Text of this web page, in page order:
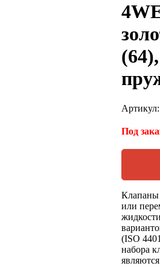
Под
Клапаны
или
(ISO
набора